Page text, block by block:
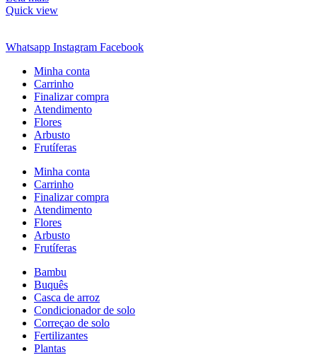
Quick view
Whatsapp Instagram Facebook
Minha conta
Carrinho
Finalizar compra
Atendimento
Flores
Arbusto
Frutíferas
Minha conta
Carrinho
Finalizar compra
Atendimento
Flores
Arbusto
Frutíferas
Bambu
Buquês
Casca de arroz
Condicionador de solo
Correçao de solo
Fertilizantes
Plantas